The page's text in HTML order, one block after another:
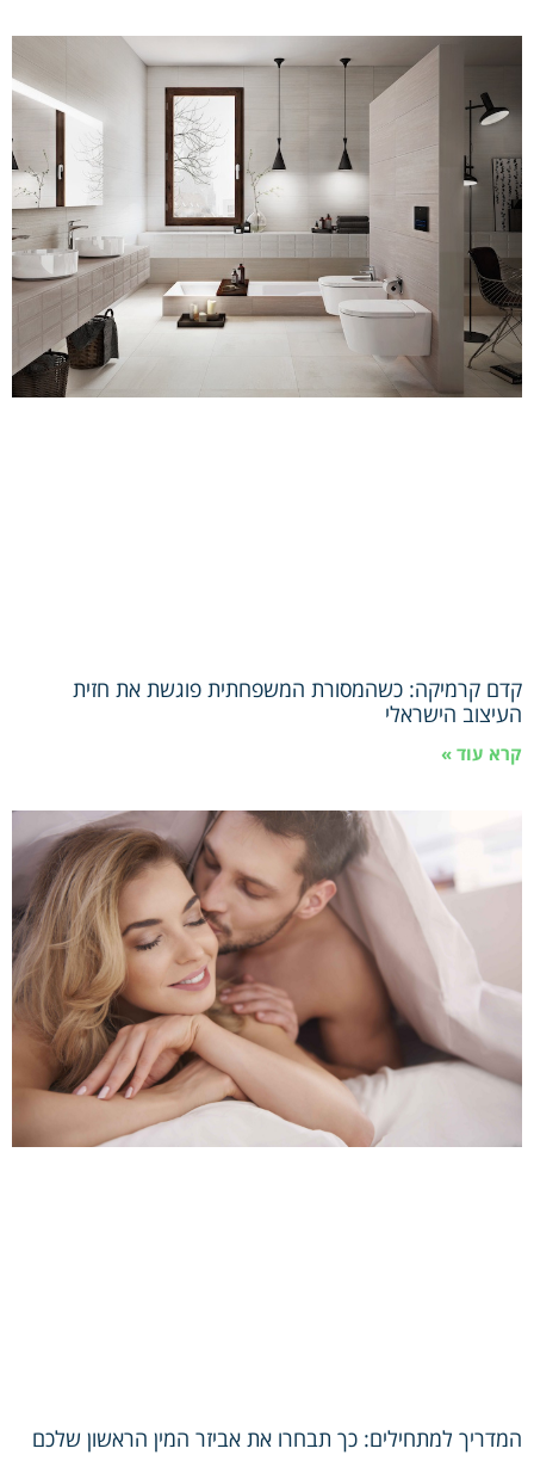
קדם קרמיקה: כשהמסורת המשפחתית פוגשת את חזית
העיצוב הישראלי
קרא עוד »
המדריך למתחילים: כך תבחרו את אביזר המין הראשון שלכם